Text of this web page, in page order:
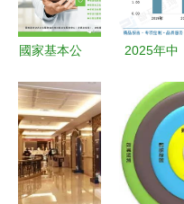
國家基本公
項目與數字
文化創意內
容應用服務
的融合探索
2025年中
產業深度剖
析 產業鏈
重構、競爭
格局演變與